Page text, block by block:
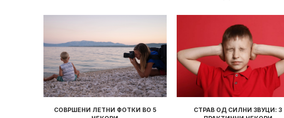
СТРАВ ОД СИЛНИ ЗВУЦИ: 3
ДЕТЕТО ТИ КАЖА „ТЕ